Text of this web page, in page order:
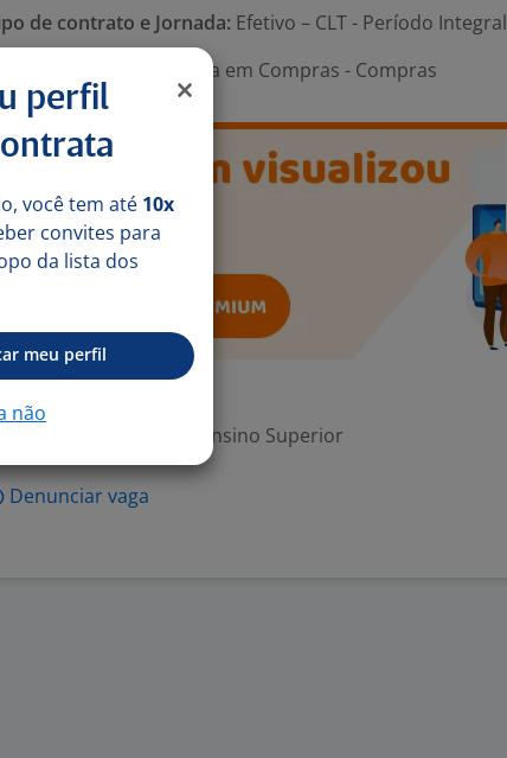
de contrato e Jornada: Efetivo – CLT - Período Integral
Analista em Compras - Compras
Escolaridade Mínima: Ensino Superior
Denunciar vaga
perfil
você tem até 10x
convites para
da lista dos
meu perfil
não